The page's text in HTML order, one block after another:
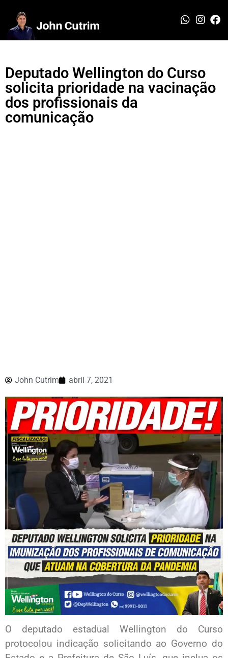
Deputado Wellington do Curso
solicita prioridade na vacinação
dos profissionais da
comunicação
John Cutrim abril 7, 2021
O deputado estadual Wellington do Curso
protocolou indicação solicitando ao Governo do